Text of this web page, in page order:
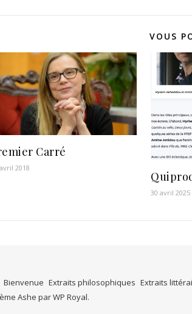
VOUS
Carré
2018
30 avril 2025
Bienvenue Extraits philosophiques Extraits
Ashe parWP Royal.